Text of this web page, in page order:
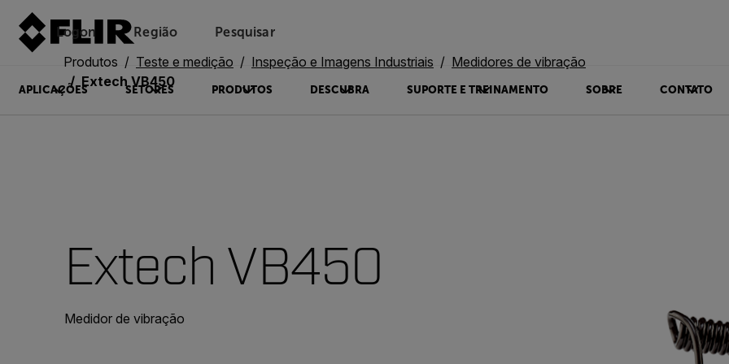
Logon Região Pesquisar
APLICAÇÕES SETORES PRODUTOS DESCUBRA SUPORTE E TREINAMENTO SOBRE CONTATO
Produtos Teste e medição Inspeção e Imagens Industriais
Medidores de vibração
Extech VB450
Extech VB450
Medidor de vibração